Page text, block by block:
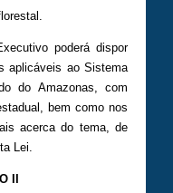
poderá dispor
aplicáveis ao Sistema
do Amazonas, com
bem como nos
acerca do tema, de
Lei.
II